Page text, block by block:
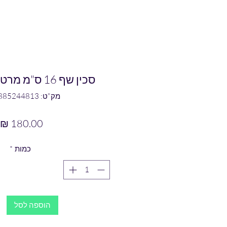
סכין שף 16 ס"מ מרטייני 408110
מק"ט: 6416885244813
כמות *
הוספה לסל